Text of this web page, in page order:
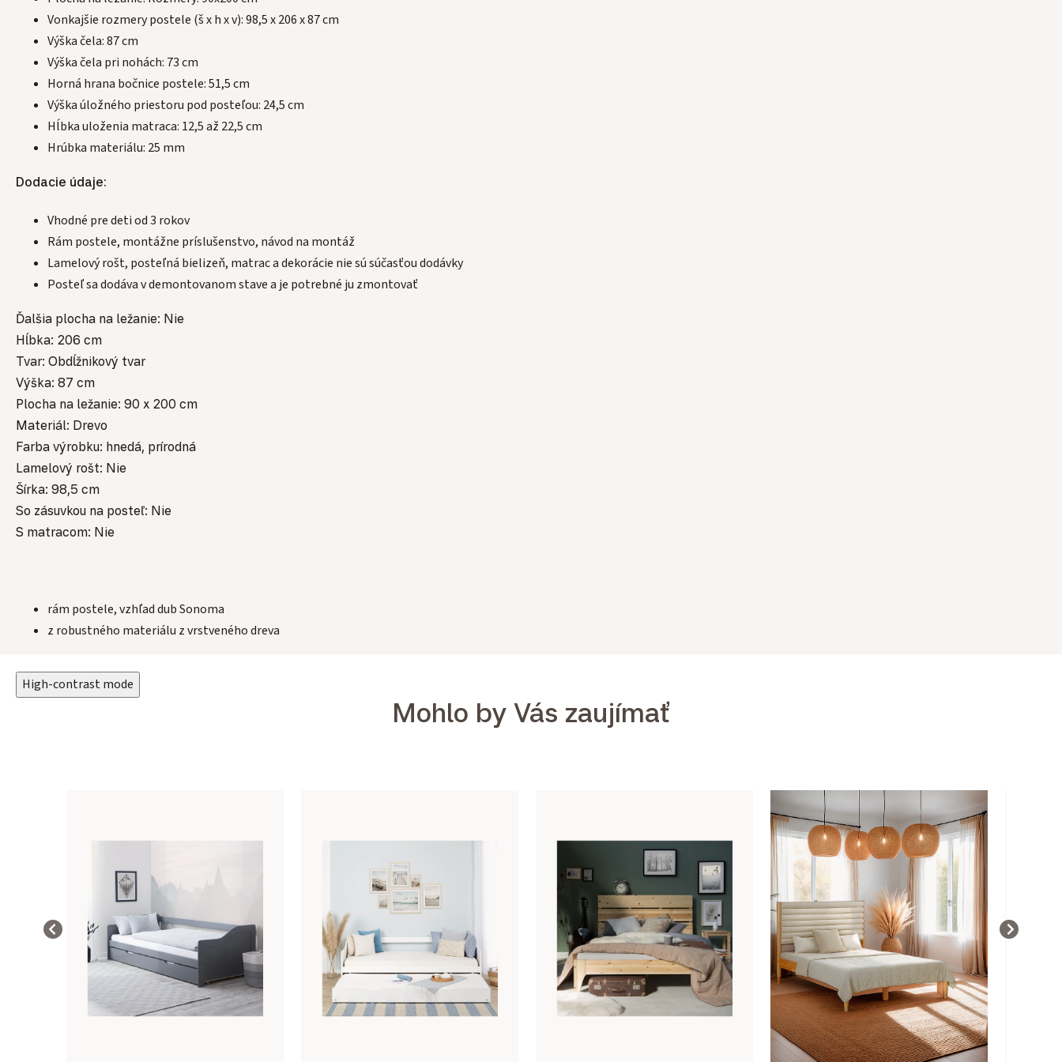
Vonkajšie rozmery postele (š x h x v): 98,5 x 206 x 87 cm
Výška čela: 87 cm
Výška čela pri nohách: 73 cm
Horná hrana bočnice postele: 51,5 cm
Výška úložného priestoru pod posteľou: 24,5 cm
Hĺbka uloženia matraca: 12,5 až 22,5 cm
Hrúbka materiálu: 25 mm
Dodacie údaje:
Vhodné pre deti od 3 rokov
Rám postele, montážne príslušenstvo, návod na montáž
Lamelový rošt, posteľná bielizeň, matrac a dekorácie nie sú súčasťou dodávky
Posteľ sa dodáva v demontovanom stave a je potrebné ju zmontovať
Ďalšia plocha na ležanie: Nie
Hĺbka: 206 cm
Tvar: Obdĺžnikový tvar
Výška: 87 cm
Plocha na ležanie: 90 x 200 cm
Materiál: Drevo
Farba výrobku: hnedá, prírodná
Lamelový rošt: Nie
Šírka: 98,5 cm
So zásuvkou na posteľ: Nie
S matracom: Nie
rám postele, vzhľad dub Sonoma
z robustného materiálu z vrstveného dreva
High-contrast mode
Mohlo by Vás zaujímať